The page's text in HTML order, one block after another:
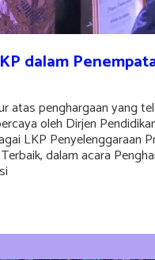
dalam
atas penghargaan yang
oleh Dirjen
LKP Penyelenggaraan
dalam acara